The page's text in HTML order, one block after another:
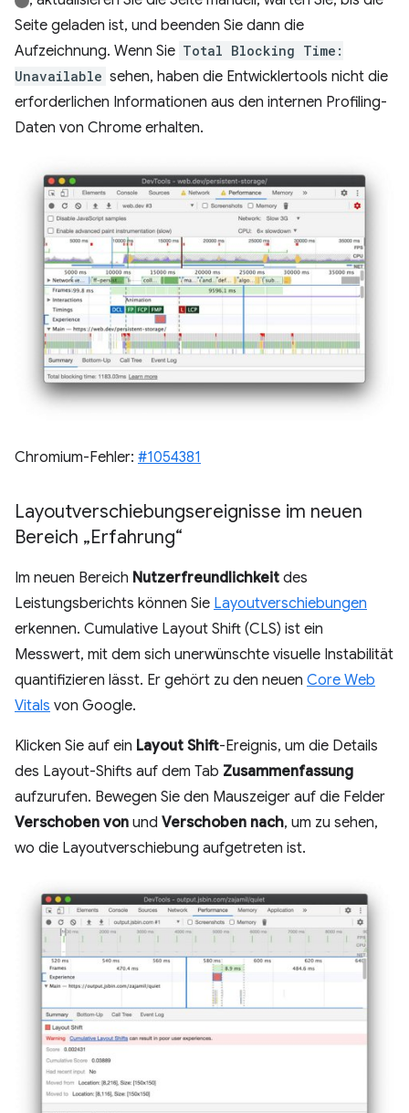
Seite geladen ist, und beenden Sie dann die
Aufzeichnung. Wenn Sie Total Blocking Time:
Unavailable sehen, haben die Entwicklertools nicht die
erforderlichen Informationen aus den internen Profiling-
Daten von Chrome erhalten.
Chromium-Fehler: #1054381
Layoutverschiebungsereignisse im neuen
Bereich „Erfahrung“
Im neuen Bereich Nutzerfreundlichkeit des
Leistungsberichts können Sie Layoutverschiebungen
erkennen. Cumulative Layout Shift (CLS) ist ein
Messwert, mit dem sich unerwünschte visuelle Instabilität
quantifizieren lässt. Er gehört zu den neuen Core Web
Vitals von Google.
Klicken Sie auf ein Layout Shift-Ereignis, um die Details
des Layout-Shifts auf dem Tab Zusammenfassung
aufzurufen. Bewegen Sie den Mauszeiger auf die Felder
Verschoben von und Verschoben nach, um zu sehen,
wo die Layoutverschiebung aufgetreten ist.